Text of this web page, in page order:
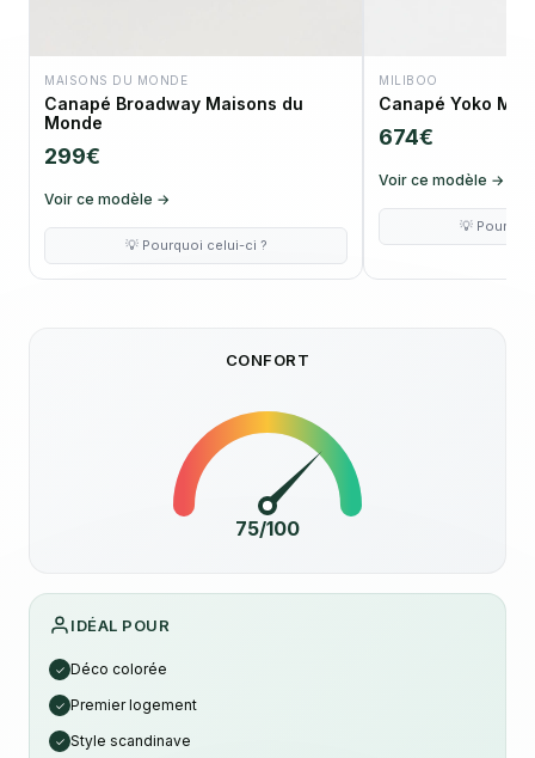
MAISONS DU MONDE
Canapé Broadway Maisons du
Monde
299€
Voir ce modèle →
💡 Pourquoi celui-ci ?
MILIBOO
Canapé Yoko
674€
Voir ce modèle →
💡
CONFORT
75/100
IDÉAL POUR
✓ Déco colorée
✓ Premier logement
✓ Style scandinave